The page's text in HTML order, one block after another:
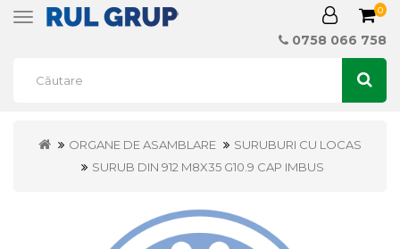
Toggle
0
0758 066 758
ORGANE DE ASAMBLARE
SURUBURI CU LOCAS
SURUB DIN 912 M8X35 G10.9 CAP IMBUS